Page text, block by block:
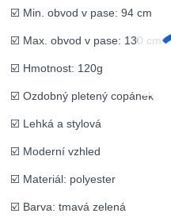
☑️ Min. obvod v pase: 94 cm
☑️ Max. obvod v pase: 130 cm
☑️ Hmotnost: 120g
☑️ Ozdobný pletený copánek
☑️ Lehká a stylová
☑️ Moderní vzhled
☑️ Materiál: polyester
☑️ Barva: tmavá zelená